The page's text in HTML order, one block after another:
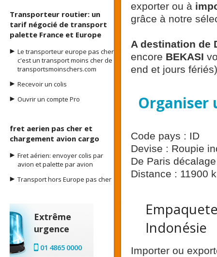
Transporteur routier: un
tarif négocié de transport
palette France et Europe
Le transporteur europe pas cher
c'est un transport moins cher de
transportsmoinschers.com
Recevoir un colis
Ouvrir un compte Pro
fret aerien pas cher et
chargement avion cargo
Fret aérien: envoyer colis par
avion et palette par avion
Transport hors Europe pas cher
Extrême
urgence
01 4865 0000
exporter ou à i
grâce à notre
A destination de
encore BEKASI
end et jours
Organiser
Code pays : ID
Devise : Roupie
De Paris
Distance : 11900
Indonésie
Importer ou